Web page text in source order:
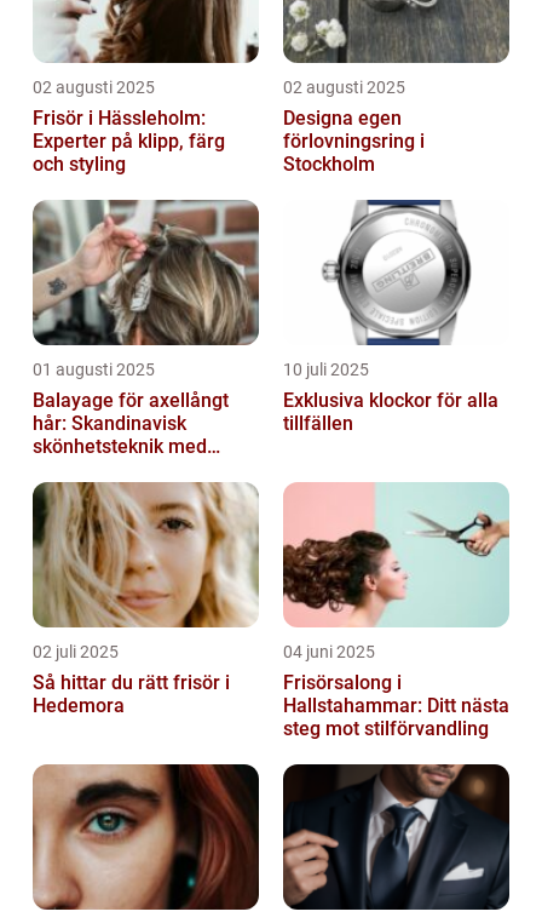
02 augusti 2025
Frisör i Hässleholm:
Experter på klipp, färg
och styling
02 augusti 2025
Designa egen
förlovningsring i
Stockholm
01 augusti 2025
Balayage för axellångt
hår: Skandinavisk
skönhetsteknik med
10 juli 2025
Exklusiva klockor för alla
tillfällen
02 juli 2025
Så hittar du rätt frisör i
Hedemora
04 juni 2025
Frisörsalong i
Hallstahammar: Ditt nästa
steg mot stilförvandling